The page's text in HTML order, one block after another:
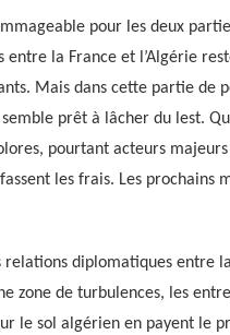
pour les deux
entre la France et l’Algérie
Mais dans cette partie de
semble prêt à lâcher du lest.
pourtant acteurs
les frais. Les prochains
relations diplomatiques entre
zone de turbulences, les
le sol algérien en payent le